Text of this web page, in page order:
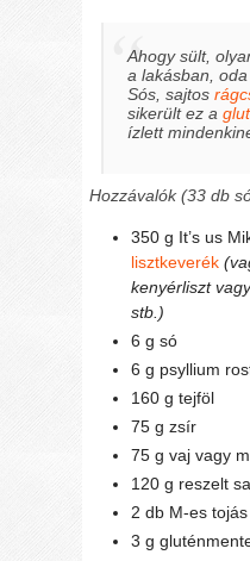
Ahogy sült,
a lakásban,
Sós, sajtos
sikerült ez a
ízlett
Hozzávalók (33 db
350 g It’s us
lisztkeverék
kenyérliszt
stb.)
6 g só
6 g psyllium
160 g tejföl
75 g zsír
75 g vaj vagy
120 g reszelt
2 db M-es tojás
3 g